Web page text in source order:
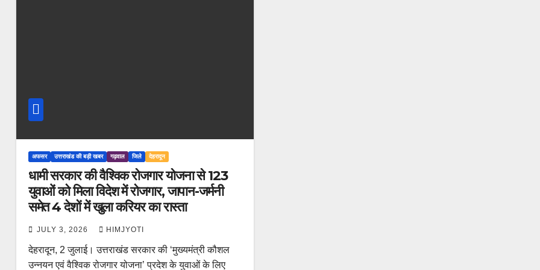
अफसर उत्तराखंड की बड़ी खबर गढ़वाल जिले देहरादून
धामी सरकार की वैश्विक रोजगार योजना से 123
युवाओं को मिला विदेश में रोजगार, जापान-जर्मनी
समेत 4 देशों में खुला करियर का रास्ता
JULY 3, 2026 HIMJYOTI
देहरादून, 2 जुलाई। उत्तराखंड सरकार की ‘मुख्यमंत्री कौशल
उन्नयन एवं वैश्विक रोजगार योजना’ प्रदेश के युवाओं के लिए